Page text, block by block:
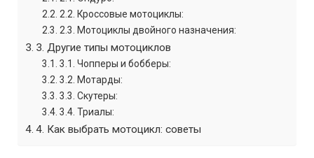
2.2. Кроссовые мотоциклы:
2.3. Мотоциклы двойного назначения:
3. Другие типы мотоциклов
3.1. Чопперы и бобберы:
3.2. Мотарды:
3.3. Скутеры:
3.4. Триалы:
4. Как выбрать мотоцикл: советы